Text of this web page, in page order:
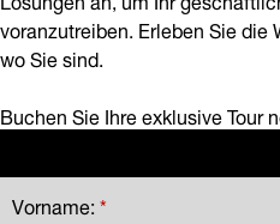
voranzutreiben. Erleben Sie
wo Sie sind.
Buchen Sie Ihre exklusive Tour
*
Vorname: